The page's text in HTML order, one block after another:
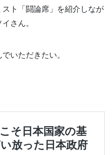
ト「闘論席」を紹介しなが
さん。
いただきたい。